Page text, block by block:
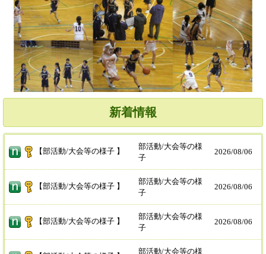
新着情報
【部活動/大会等の様子 】
部活動/大会等の様
子
2026/08/06
【部活動/大会等の様子 】
部活動/大会等の様
子
2026/08/06
【部活動/大会等の様子 】
部活動/大会等の様
子
2026/08/06
部活動/大会等の様